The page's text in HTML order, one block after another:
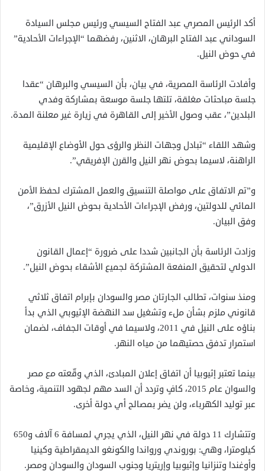
أكد الرئيس المصري عبد الفتاح السيسي ورئيس مجلس السيادة
السوداني عبد الفتاح البرهان، الاثنين، رفضهما “الإجراءات الأحادية”
في حوض النيل.
وأفادت الرئاسة المصرية، في بيان، بأن السيسي والبرهان “عقدا
جلسة مباحثات مغلقة، تلتها جلسة موسعة بمشاركة وفدي
البلدين”، عقب وصول الأخير إلى القاهرة في زيارة غير معلنة المدة.
وشهد اللقاء “تبادل وجهات النظر والرؤى حول الأوضاع الإقليمية
الراهنة، لاسيما بحوض نهر النيل والقرن الإفريقي”.
و”تم الاتفاق على مواصلة التنسيق والعمل المشترك لحفظ الأمن
المائي للدولتين، ورفض الإجراءات الأحادية بحوض النيل الأزرق”،
وفق البيان.
وزادت الرئاسة بأن الجانبين شددا على ضرورة “إعمال القانون
الدولي لتحقيق المنفعة المشتركة لجميع الأشقاء بحوض النيل”.
ومنذ سنوات، تطالب الجارتان مصر والسودان بإبرام اتفاق ثلاثي
قانوني ملزم بشأن ملء وتشغيل سد النهضة الإثيوبي الذي بدأ
بناؤه على النيل في 2011، ولاسيما في أوقات الجفاف، لضمان
استمرار تدفق حصتيهما من مياه النهر.
بينما تعتبر إثيوبيا أن اتفاق إعلان المبادئ، الذي وقّعته مع مصر
والسوان عام 2015، كافٍ وتردد أن السد مهم لجهود التنمية، وخاصة
عبر توليد الكهرباء، ولن يضر بمصالح أي دولة أخرى.
وتتشارك 11 دولة في نهر النيل، الذي يجري لمسافة 6 آلاف و650
كيلومترا، وهي: بوروندي ورواندا والكونغو الديمقراطية وكينيا
وأوغندا وتنزانيا وإثيوبيا وإريتريا وجنوب السودان والسودان ومصر.